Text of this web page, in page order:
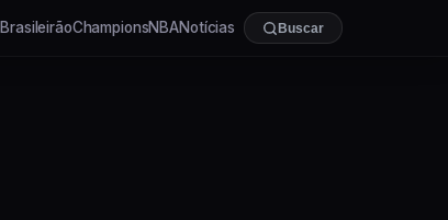
BrasileirãoChampionsNBANotícias Buscar